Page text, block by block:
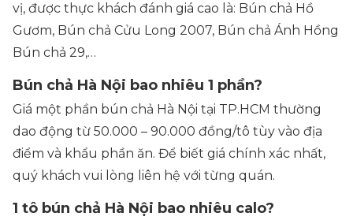
vị, được thực khách đánh giá cao là: Bún chả Hồ
Gươm, Bún chả Cửu Long 2007, Bún chả Ánh Hồng
Bún chả 29,…
Bún chả Hà Nội bao nhiêu 1 phần?
Giá một phần bún chả Hà Nội tại TP.HCM thường
dao động từ 50.000 – 90.000 đồng/tô tùy vào địa
điểm và khẩu phần ăn. Để biết giá chính xác nhất,
quý khách vui lòng liên hệ với từng quán.
1 tô bún chả Hà Nội bao nhiêu calo?